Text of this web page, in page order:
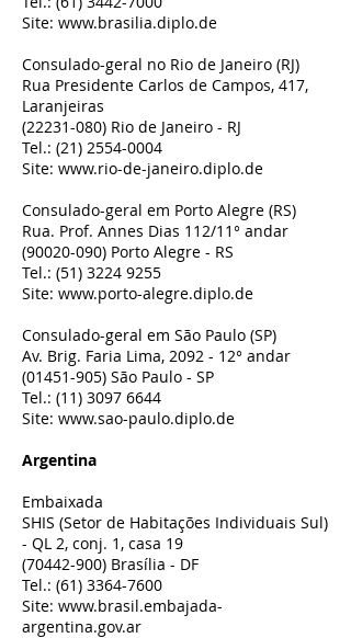
Site: www.brasilia.diplo.de
Consulado-geral no Rio de Janeiro (RJ)
Rua Presidente Carlos de Campos, 417,
Laranjeiras
(22231-080) Rio de Janeiro - RJ
Tel.: (21) 2554-0004
Site: www.rio-de-janeiro.diplo.de
Consulado-geral em Porto Alegre (RS)
Rua. Prof. Annes Dias 112/11° andar
(90020-090) Porto Alegre - RS
Tel.: (51) 3224 9255
Site: www.porto-alegre.diplo.de
Consulado-geral em São Paulo (SP)
Av. Brig. Faria Lima, 2092 - 12° andar
(01451-905) São Paulo - SP
Tel.: (11) 3097 6644
Site: www.sao-paulo.diplo.de
Argentina
Embaixada
SHIS (Setor de Habitações Individuais Sul)
- QL 2, conj. 1, casa 19
(70442-900) Brasília - DF
Tel.: (61) 3364-7600
Site: www.brasil.embajada-
argentina.gov.ar